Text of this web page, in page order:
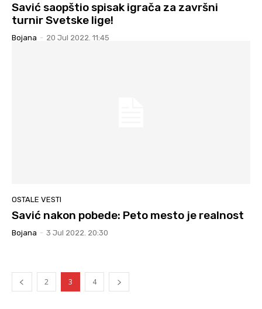
Savić saopštio spisak igrača za završni
turnir Svetske lige!
Bojana - 20 Jul 2022. 11:45
OSTALE VESTI
Savić nakon pobede: Peto mesto je realnost
Bojana - 3 Jul 2022. 20:30
2 3 4